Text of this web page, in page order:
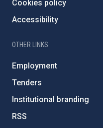
Cookies policy
Accessibility
OTHER LINKS
Employment
Tenders
Institutional branding
RSS